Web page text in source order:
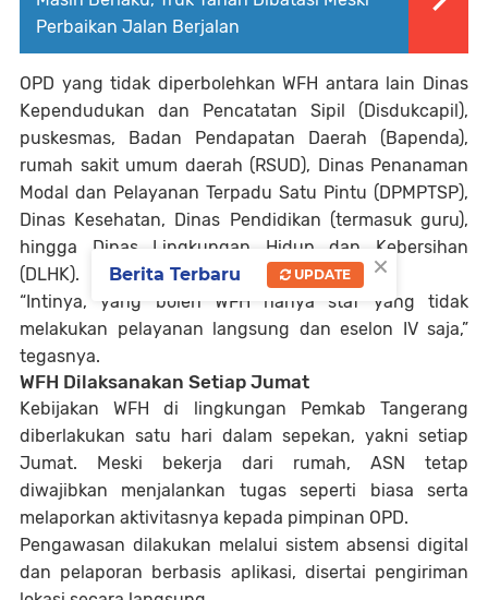
Perbaikan Jalan Berjalan
OPD yang tidak diperbolehkan WFH antara lain Dinas
Kependudukan dan Pencatatan Sipil (Disdukcapil),
puskesmas, Badan Pendapatan Daerah (Bapenda),
rumah sakit umum daerah (RSUD), Dinas Penanaman
Modal dan Pelayanan Terpadu Satu Pintu (DPMPTSP),
Dinas Kesehatan, Dinas Pendidikan (termasuk guru),
hingga Dinas Lingkungan Hidup dan Kebersihan
(DLHK).
“Intinya, yang boleh WFH hanya staf yang tidak
melakukan pelayanan langsung dan eselon IV saja,”
tegasnya.
WFH Dilaksanakan Setiap Jumat
Kebijakan WFH di lingkungan Pemkab Tangerang
diberlakukan satu hari dalam sepekan, yakni setiap
Jumat. Meski bekerja dari rumah, ASN tetap
diwajibkan menjalankan tugas seperti biasa serta
melaporkan aktivitasnya kepada pimpinan OPD.
Pengawasan dilakukan melalui sistem absensi digital
dan pelaporan berbasis aplikasi, disertai pengiriman
×
Berita Terbaru UPDATE